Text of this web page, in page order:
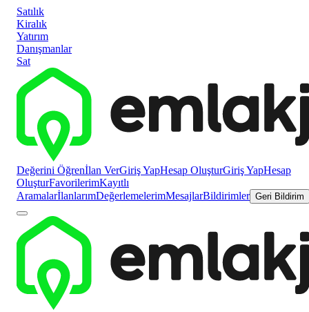
Satılık
Kiralık
Yatırım
Danışmanlar
Sat
Değerini Öğrenİlan VerGiriş YapHesap OluşturGiriş YapHesap
OluşturFavorilerimKayıtlı
AramalarİlanlarımDeğerlemelerimMesajlarBildirimler Geri Bildirim